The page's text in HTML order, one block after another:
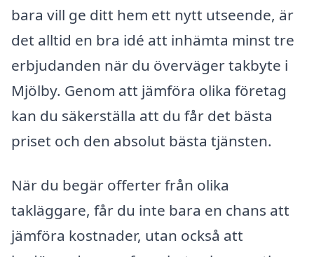
bara vill ge ditt hem ett nytt utseende, är
det alltid en bra idé att inhämta minst tre
erbjudanden när du överväger takbyte i
Mjölby. Genom att jämföra olika företag
kan du säkerställa att du får det bästa
priset och den absolut bästa tjänsten.
När du begär offerter från olika
takläggare, får du inte bara en chans att
jämföra kostnader, utan också att